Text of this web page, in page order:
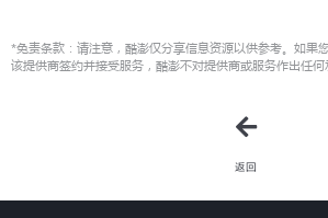
*免责条款：请注意，酷澎仅分享信息资源以供参考。如果
该提供商签约并接受服务，酷澎不对提供商或服务作出任何
返回